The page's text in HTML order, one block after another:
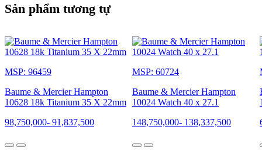
Sản phẩm tương tự
MSP: 96459
Baume & Mercier Hampton
10628 18k Titanium 35 X 22mm
98,750,000- 91,837,500
MSP: 60724
Baume & Mercier Hampton
10024 Watch 40 x 27.1
148,750,000- 138,337,500